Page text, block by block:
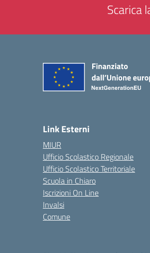
Scarica
Link Esterni
MIUR
Ufficio Scolastico Regionale
Ufficio Scolastico Territoriale
Scuola in Chiaro
Iscrizioni On Line
Invalsi
Comune